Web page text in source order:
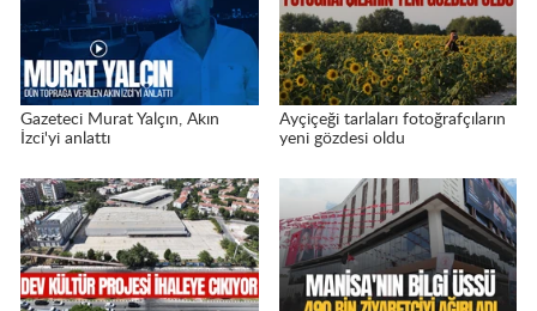
Gazeteci Murat Yalçın, Akın
İzci'yi anlattı
Ayçiçeği tarlaları fotoğrafçıların
yeni gözdesi oldu